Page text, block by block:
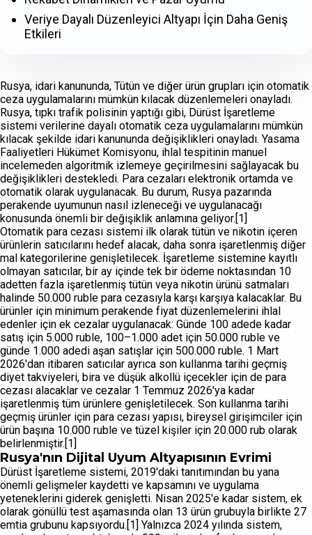
Rusya, idari kanununda, Tütün ve diğer ürün grupları için otomatik
ceza uygulamalarını mümkün kılacak düzenlemeleri onayladı.
Rusya, tıpkı trafik polisinin yaptığı gibi, Dürüst İşaretleme
sistemi verilerine dayalı otomatik ceza uygulamalarını mümkün
kılacak şekilde idari kanununda değişiklikleri onayladı. Yasama
Faaliyetleri Hükümet Komisyonu, ihlal tespitinin manuel
incelemeden algoritmik izlemeye geçirilmesini sağlayacak bu
değişiklikleri destekledi. Para cezaları elektronik ortamda ve
otomatik olarak uygulanacak. Bu durum, Rusya pazarında
perakende uyumunun nasıl izleneceği ve uygulanacağı
konusunda önemli bir değişiklik anlamına geliyor.[1]
Otomatik para cezası sistemi ilk olarak tütün ve nikotin içeren
ürünlerin satıcılarını hedef alacak, daha sonra işaretlenmiş diğer
mal kategorilerine genişletilecek. İşaretleme sistemine kayıtlı
olmayan satıcılar, bir ay içinde tek bir ödeme noktasından 10
adetten fazla işaretlenmiş tütün veya nikotin ürünü satmaları
halinde 50.000 ruble para cezasıyla karşı karşıya kalacaklar. Bu
ürünler için minimum perakende fiyat düzenlemelerini ihlal
edenler için ek cezalar uygulanacak: Günde 100 adede kadar
satış için 5.000 ruble, 100–1.000 adet için 50.000 ruble ve
günde 1.000 adedi aşan satışlar için 500.000 ruble. 1 Mart
2026'dan itibaren satıcılar ayrıca son kullanma tarihi geçmiş
diyet takviyeleri, bira ve düşük alkollü içecekler için de para
cezası alacaklar ve cezalar 1 Temmuz 2026'ya kadar
işaretlenmiş tüm ürünlere genişletilecek. Son kullanma tarihi
geçmiş ürünler için para cezası yapısı, bireysel girişimciler için
ürün başına 10.000 ruble ve tüzel kişiler için 20.000 rub olarak
belirlenmiştir.[1]
Rusya'nın Dijital Uyum Altyapısının Evrimi
Dürüst İşaretleme sistemi, 2019'daki tanıtımından bu yana
önemli gelişmeler kaydetti ve kapsamını ve uygulama
yeteneklerini giderek genişletti. Nisan 2025'e kadar sistem, ek
olarak gönüllü test aşamasında olan 13 ürün grubuyla birlikte 27
emtia grubunu kapsıyordu.[1] Yalnızca 2024 yılında sistem,
Veriye Dayalı Düzenleyici Altyapı İçin Daha Geniş
Etkileri